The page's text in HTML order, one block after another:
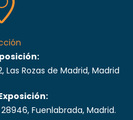
Las Rozas de Madrid, Madrid
Fuenlabrada, Madrid.